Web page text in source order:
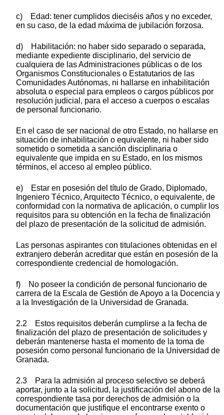
c) Edad: tener cumplidos dieciséis años y no exceder,
en su caso, de la edad máxima de jubilación forzosa.
d) Habilitación: no haber sido separado o separada,
mediante expediente disciplinario, del servicio de
cualquiera de las Administraciones públicas o de los
Organismos Constitucionales o Estatutarios de las
Comunidades Autónomas, ni hallarse en inhabilitación
absoluta o especial para empleos o cargos públicos por
resolución judicial, para el acceso a cuerpos o escalas
de personal funcionario.
En el caso de ser nacional de otro Estado, no hallarse en
situación de inhabilitación o equivalente, ni haber sido
sometido o sometida a sanción disciplinaria o
equivalente que impida en su Estado, en los mismos
términos, el acceso al empleo público.
e) Estar en posesión del título de Grado, Diplomado,
Ingeniero Técnico, Arquitecto Técnico, o equivalente, de
conformidad con la normativa de aplicación, o cumplir los
requisitos para su obtención en la fecha de finalización
del plazo de presentación de la solicitud de admisión.
Las personas aspirantes con titulaciones obtenidas en el
extranjero deberán acreditar que están en posesión de la
correspondiente credencial de homologación.
f) No poseer la condición de personal funcionario de
carrera de la Escala de Gestión de Apoyo a la Docencia y
a la Investigación de la Universidad de Granada.
2.2 Estos requisitos deberán cumplirse a la fecha de
finalización del plazo de presentación de solicitudes y
deberán mantenerse hasta el momento de la toma de
posesión como personal funcionario de la Universidad de
Granada.
2.3 Para la admisión al proceso selectivo se deberá
aportar, junto a la solicitud, la justificación del abono de la
correspondiente tasa por derechos de admisión o la
documentación que justifique el encontrarse exento o